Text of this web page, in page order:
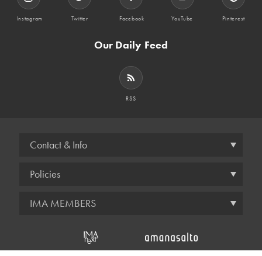
Instagram Twitter Facebook YouTube Pinterest
Our Daily Feed
RSS
Contact & Info
Policies
IMA MEMBERS